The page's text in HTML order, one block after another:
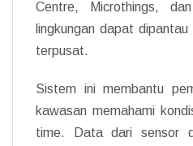
Centre, Microthings,
lingkungan dapat
terpusat.
Sistem ini membantu
kawasan memahami
time. Data dari sensor